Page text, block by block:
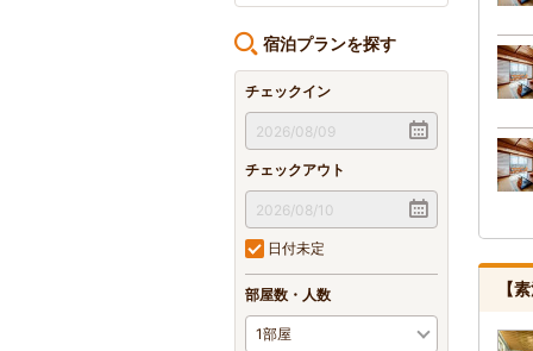
宿泊プランを探す
チェックイン
チェックアウト
日付未定
部屋数・人数 【